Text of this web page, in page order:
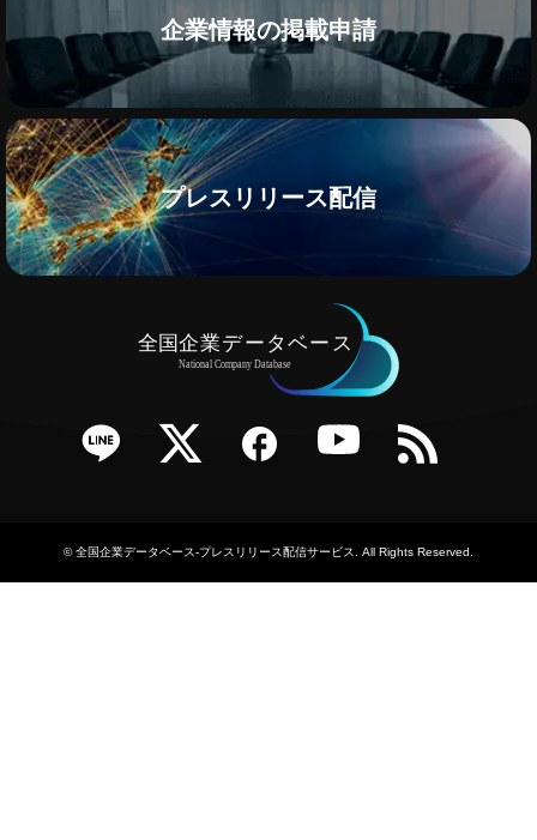
企業情報の掲載申請
プレスリリース配信
Twitter Facebook YouTube RSS
©全国企業データベース-プレスリリース配信サービス . All Rights Reserved.